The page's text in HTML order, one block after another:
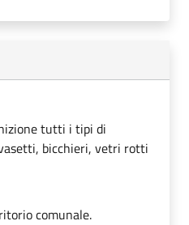
tutti i tipi di
bicchieri, vetri rotti
comunale.